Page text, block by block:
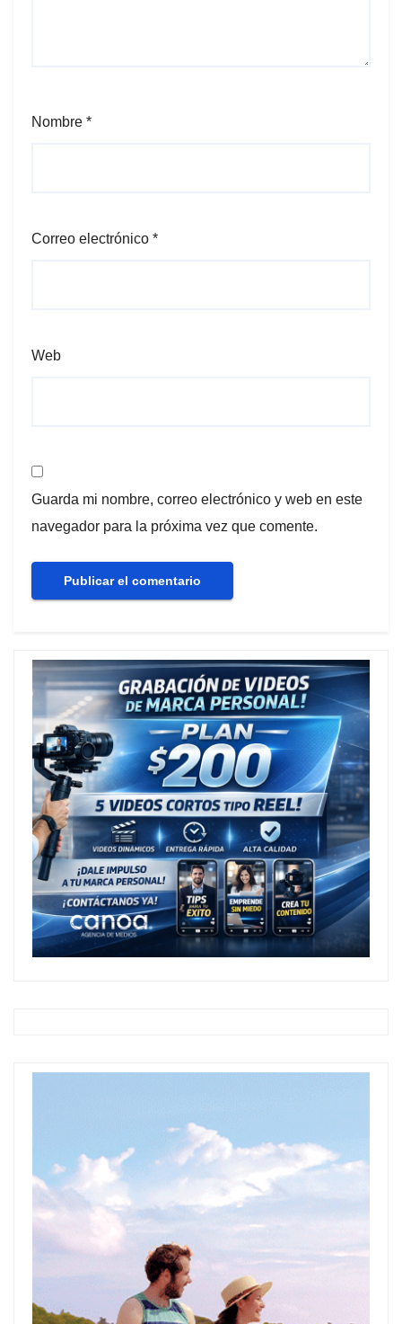
Nombre *
Correo electrónico *
Web
Guarda mi nombre, correo electrónico y web en este
navegador para la próxima vez que comente.